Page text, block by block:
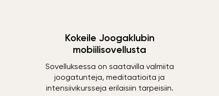
Kokeile Joogaklubin
mobiilisovellusta
Sovelluksessa on saatavilla valmiita
joogatunteja, meditaatioita ja
intensiivikursseja erilaisiin tarpeisiin.